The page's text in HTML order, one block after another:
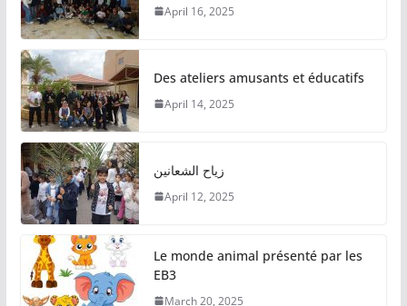
April 16, 2025
Des ateliers amusants et éducatifs
April 14, 2025
زياح الشعانين
April 12, 2025
Le monde animal présenté par les
EB3
March 20, 2025